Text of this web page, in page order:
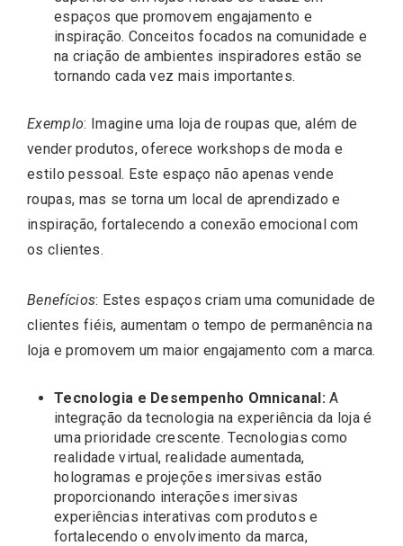
espaços que promovem engajamento e
inspiração. Conceitos focados na comunidade e
na criação de ambientes inspiradores estão se
tornando cada vez mais importantes.
Exemplo: Imagine uma loja de roupas que, além de
vender produtos, oferece workshops de moda e
estilo pessoal. Este espaço não apenas vende
roupas, mas se torna um local de aprendizado e
inspiração, fortalecendo a conexão emocional com
os clientes.
Benefícios: Estes espaços criam uma comunidade de
clientes fiéis, aumentam o tempo de permanência na
loja e promovem um maior engajamento com a marca.
Tecnologia e Desempenho Omnicanal: A
integração da tecnologia na experiência da loja é
uma prioridade crescente. Tecnologias como
realidade virtual, realidade aumentada,
hologramas e projeções imersivas estão
proporcionando interações imersivas
experiências interativas com produtos e
fortalecendo o envolvimento da marca,